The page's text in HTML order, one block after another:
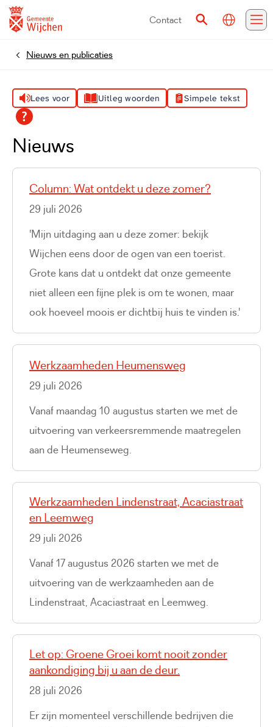
Contact
ZoekenVertalen
HomeNieuws en publicaties
Lees voor Uitleg woorden Simpele tekst
Nieuws
Column: Wat ontdekt u deze zomer?
29 juli 2026
'Mijn uitdaging aan u deze zomer: bekijk
Wijchen eens door de ogen van een toerist.
Grote kans dat u ontdekt dat onze gemeente
niet alleen een fijne plek is om te wonen, maar
ook hoeveel moois er dichtbij huis te vinden is.'
Werkzaamheden Heumensweg
29 juli 2026
Vanaf maandag 10 augustus starten we met de
uitvoering van verkeersremmende maatregelen
aan de Heumenseweg.
Werkzaamheden Lindenstraat, Acaciastraat
en Leemweg
29 juli 2026
Vanaf 17 augustus 2026 starten we met de
uitvoering van de werkzaamheden aan de
Lindenstraat, Acaciastraat en Leemweg.
Let op: Groene Groei komt nooit zonder
aankondiging bij u aan de deur.
28 juli 2026
Er zijn momenteel verschillende bedrijven die